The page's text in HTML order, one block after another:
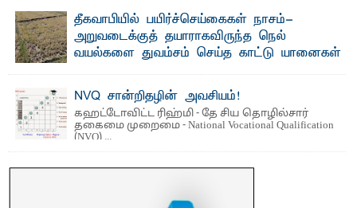
மற்றும் சிறப்புப் பரிசுகள்
எம்.வை. அமீர்- ஒ லுவிலில் அமைந்துள்ள தென்கிழக்குப்
பல்கலைக்கழகத்தின் 18ஆவது பொதுப் பட்டமளிப்பு விழா ...
தீகவாபியில் பயிர்ச்செய்கைகள் நாசம்-
அறுவடைக்குத் தயாராகவிருந்த நெல்
வயல்களை துவம்சம் செய்த காட்டு யானைகள்
காணப்பட்ட பல ...NVQ சான்றிதழின் அவசியம்!
கஹட்டோவிட்ட ரிஹ்மி - தே சிய தொழில்சார்
தகைமை முறைமை - National Vocational Qualification
(NVQ) ...